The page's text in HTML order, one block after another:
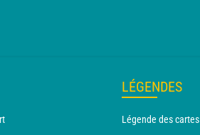
LÉGENDES
Légende des cartes